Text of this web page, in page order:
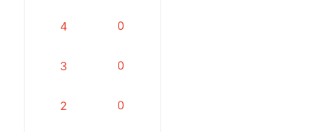
4 0
3 0
2 0